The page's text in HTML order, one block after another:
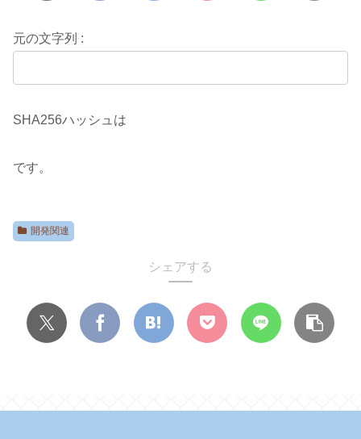
元の文字列 :
SHA256ハッシュは
です。
開発関連
シェアする